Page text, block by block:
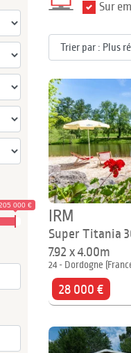
000 €
Sur
IRM
Super Titania
7.92 x 4.00m
24 - Dordogne
28 000 €